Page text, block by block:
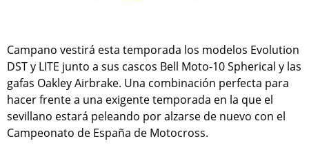
Campano vestirá esta temporada los modelos Evolution
DST y LITE junto a sus cascos Bell Moto-10 Spherical y las
gafas Oakley Airbrake. Una combinación perfecta para
hacer frente a una exigente temporada en la que el
sevillano estará peleando por alzarse de nuevo con el
Campeonato de España de Motocross.